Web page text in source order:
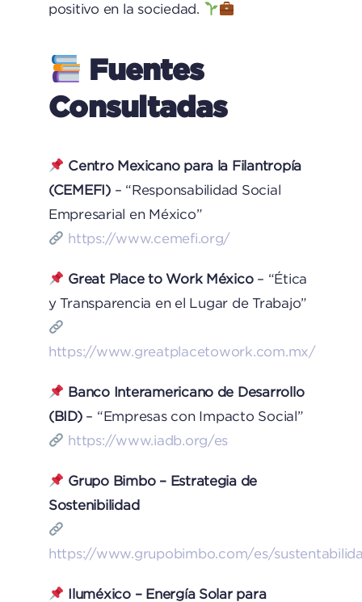
positivo en la sociedad.
Fuentes
Consultadas
Centro Mexicano para la Filantropía
(CEMEFI)– “Responsabilidad Social
Empresarial en México”
https://www.cemefi.org/
Great Place to Work México– “Ética
y Transparencia en el Lugar de Trabajo”
https://www.greatplacetowork.com.mx/
Banco Interamericano de Desarrollo
(BID)– “Empresas con Impacto Social”
https://www.iadb.org/es
Grupo Bimbo – Estrategia de
Sostenibilidad
https://www.grupobimbo.com/es/
Iluméxico – Energía Solar para